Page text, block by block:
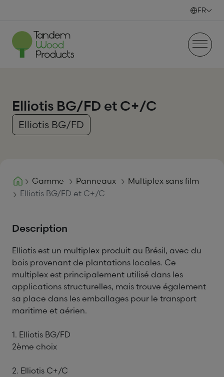
FR
Elliotis BG/FD et C+/C
Elliotis BG/FD
Gamme Panneaux
Multiplex sans film
Elliotis BG/FD et C+/C
Description
Elliotis est un multiplex produit au Brésil, avec du
bois provenant de plantations locales. Ce
multiplex est principalement utilisé dans les
applications structurelles, mais trouve également
sa place dans les emballages pour le transport
maritime et aérien.
1. Elliotis BG/FD
2ème choix
2. Elliotis C+/C